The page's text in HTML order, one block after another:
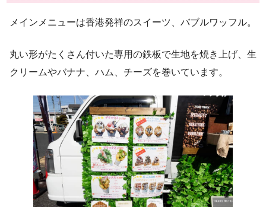
メインメニューは香港発祥のスイーツ、バブルワッフル。
丸い形がたくさん付いた専用の鉄板で生地を焼き上げ、生
クリームやバナナ、ハム、チーズを巻いています。